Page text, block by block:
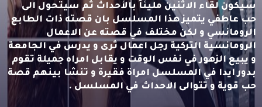
سيكون لقاء الاثنين مليئاً بالأحداث ثم سيتحول الى
حب عاطفي يتميز هذا المسلسل بان قصته ذات الطابع
الرومانسي و لكن مختلف في قصته عن الاعمال
الرومانسية التركية رجل اعمال ثرى و يدرس في الجامعة
و يبيع الزهور في نفس الوقت و يقابل امراه جميلة تقوم
بدور ايدا في المسلسل امراة فقيرة و تنشا بينهم قصة
حب قوية و تتوالى الاحداث في المسلسل .